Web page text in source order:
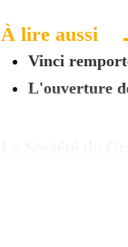
À lire aussi
Vinci
L'ouverture